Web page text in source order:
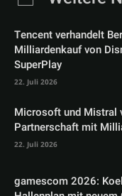
Tencent verhandelt
Milliardenkauf von
SuperPlay
22. Juli 2026
Microsoft und Mistral
Partnerschaft mit
22. Juli 2026
gamescom 2026: